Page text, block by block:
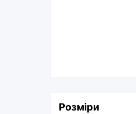
Розміри